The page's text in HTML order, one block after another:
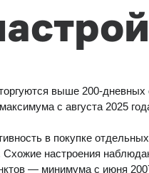
выше 200-дневных
с августа 2025
в покупке
Схожие настроения
— минимума с июня